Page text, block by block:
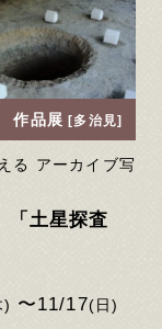
作品展 [多治見]
る アーカイブ写
「土星探査
) 〜11/17(日)